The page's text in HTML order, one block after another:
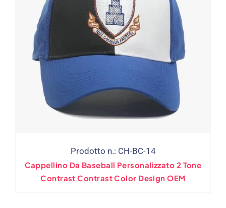
Prodotto n.: CH-BC-14
Cappellino Da Baseball Personalizzato 2 Tone
Contrast Contrast Color Design OEM